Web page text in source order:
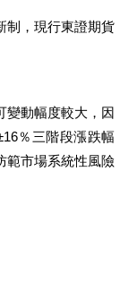
制，現行東證期貨
變動幅度較大，因
％三階段漲跌幅
範市場系統性風險